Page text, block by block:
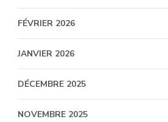
FÉVRIER 2026
JANVIER 2026
DÉCEMBRE 2025
NOVEMBRE 2025